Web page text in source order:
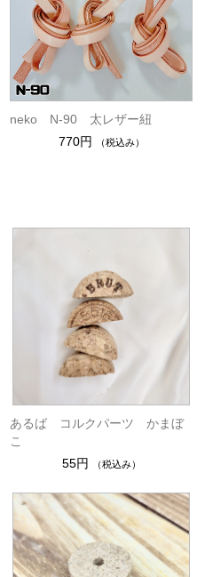
neko N-90 太レザー紐
770円
（税込み）
あるば コルクパーツ かまぼ
こ
55円
（税込み）